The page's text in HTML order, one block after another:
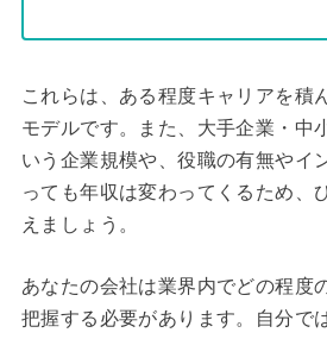
これらは、ある程度キャリアを積
モデルです。また、大手企業・中
いう企業規模や、役職の有無やイ
っても年収は変わってくるため、
えましょう。
あなたの会社は業界内でどの程度
把握する必要があります。自分で